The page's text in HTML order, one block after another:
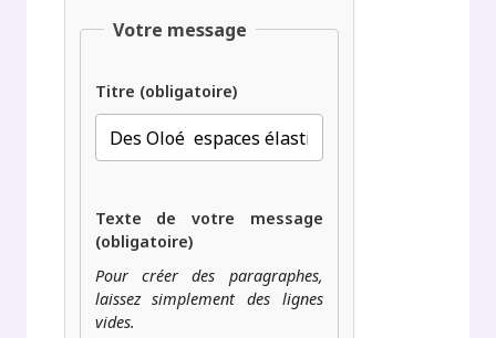
Votre message
Titre (obligatoire)
Texte de votre message
(obligatoire)
Pour créer des paragraphes,
laissez simplement des lignes
vides.